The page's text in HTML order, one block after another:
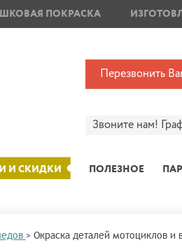
ПОКРАСКА
Перезвонить
Звоните нам!
И СКИДКИ ПОЛЕЗНОЕ
> Окраска деталей мотоциклов и